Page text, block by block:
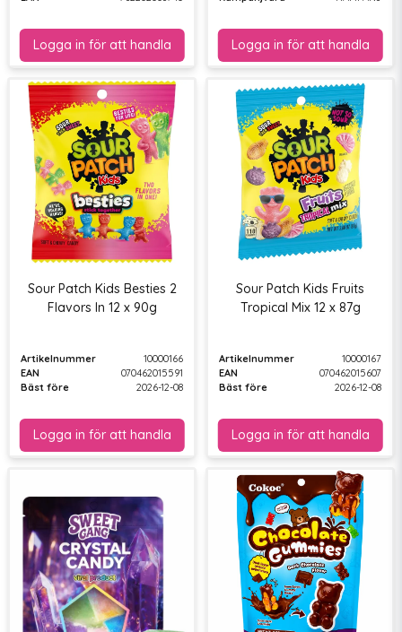
Sour Patch Kids Besties 2
Flavors In 12 x 90g
Artikelnummer
10000166
EAN
070462015591
Bäst före
2026-12-08
Sour Patch Kids Fruits
Tropical Mix 12 x 87g
Artikelnummer
10000167
EAN
070462015607
Bäst före
2026-12-08